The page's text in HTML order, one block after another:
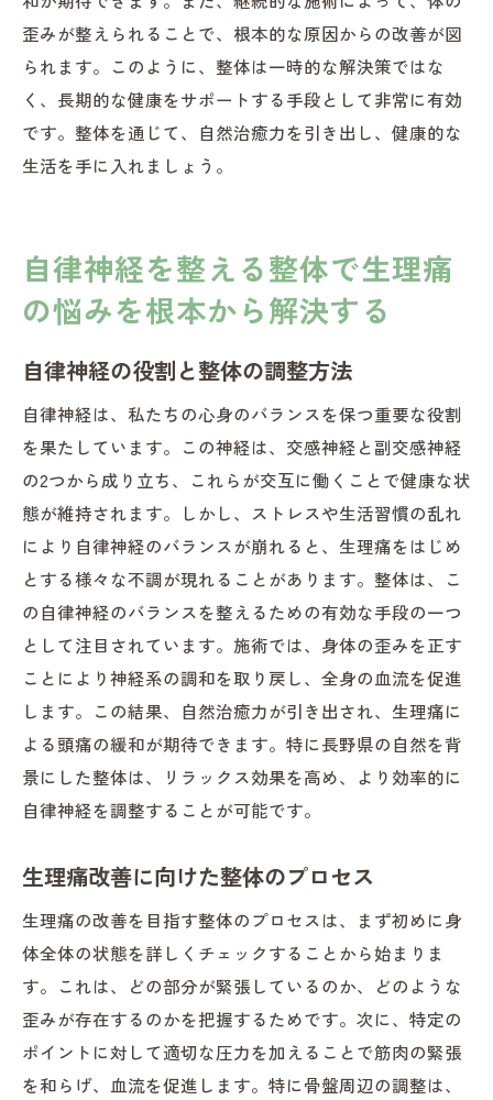
歪みが整えられることで、根本的な原因からの改善が図
られます。このように、整体は一時的な解決策ではな
く、長期的な健康をサポートする手段として非常に有効
です。整体を通じて、自然治癒力を引き出し、健康的な
生活を手に入れましょう。
自律神経を整える整体で生理痛
の悩みを根本から解決する
自律神経の役割と整体の調整方法
自律神経は、私たちの心身のバランスを保つ重要な役割
を果たしています。この神経は、交感神経と副交感神経
の2つから成り立ち、これらが交互に働くことで健康な状
態が維持されます。しかし、ストレスや生活習慣の乱れ
により自律神経のバランスが崩れると、生理痛をはじめ
とする様々な不調が現れることがあります。整体は、こ
の自律神経のバランスを整えるための有効な手段の一つ
として注目されています。施術では、身体の歪みを正す
ことにより神経系の調和を取り戻し、全身の血流を促進
します。この結果、自然治癒力が引き出され、生理痛に
よる頭痛の緩和が期待できます。特に長野県の自然を背
景にした整体は、リラックス効果を高め、より効率的に
自律神経を調整することが可能です。
生理痛改善に向けた整体のプロセス
生理痛の改善を目指す整体のプロセスは、まず初めに身
体全体の状態を詳しくチェックすることから始まりま
す。これは、どの部分が緊張しているのか、どのような
歪みが存在するのかを把握するためです。次に、特定の
ポイントに対して適切な圧力を加えることで筋肉の緊張
を和らげ、血流を促進します。特に骨盤周辺の調整は、